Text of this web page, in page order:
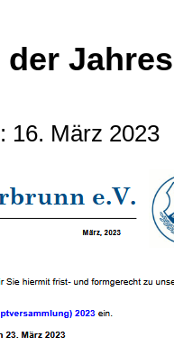
16. März 2023